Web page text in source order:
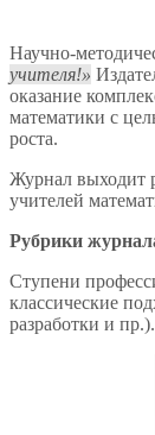
Научно-
учителя!
оказание
математики с
роста.
Журнал выходит
учителей
Рубрики
Ступени
классические
разработки и пр.).